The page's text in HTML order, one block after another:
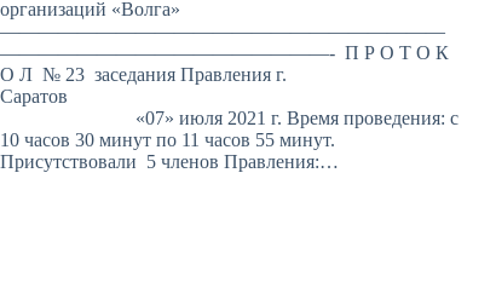
организаций «Волга»
———————————————————————
—————————————————- П Р О Т О К
О Л № 23 заседания Правления г.
Саратов
«07» июля 2021 г. Время проведения: с
10 часов 30 минут по 11 часов 55 минут.
Присутствовали 5 членов Правления:…